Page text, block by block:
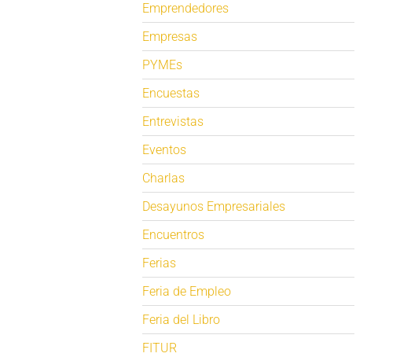
Emprendedores
Empresas
PYMEs
Encuestas
Entrevistas
Eventos
Charlas
Desayunos Empresariales
Encuentros
Ferias
Feria de Empleo
Feria del Libro
FITUR